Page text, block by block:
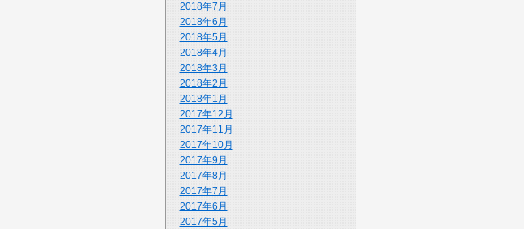
2018年7月
2018年6月
2018年5月
2018年4月
2018年3月
2018年2月
2018年1月
2017年12月
2017年11月
2017年10月
2017年9月
2017年8月
2017年7月
2017年6月
2017年5月